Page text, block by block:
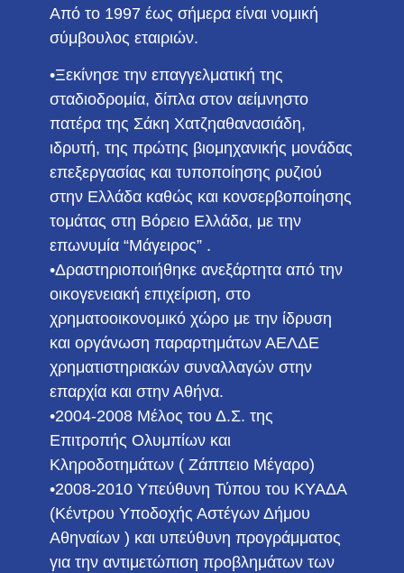
Από το 1997 έως σήμερα είναι νομική
σύμβουλος εταιριών.
•Ξεκίνησε την επαγγελματική της
σταδιοδρομία, δίπλα στον αείμνηστο
πατέρα της Σάκη Χατζηαθανασιάδη,
ιδρυτή, της πρώτης βιομηχανικής μονάδας
επεξεργασίας και τυποποίησης ρυζιού
στην Ελλάδα καθώς και κονσερβοποίησης
τομάτας στη Βόρειο Ελλάδα, με την
επωνυμία “Μάγειρος” .
•Δραστηριοποιήθηκε ανεξάρτητα από την
οικογενειακή επιχείριση, στο
χρηματοοικονομικό χώρο με την ίδρυση
και οργάνωση παραρτημάτων ΑΕΛΔΕ
χρηματιστηριακών συναλλαγών στην
επαρχία και στην Αθήνα.
•2004-2008 Μέλος του Δ.Σ. της
Επιτροπής Ολυμπίων και
Κληροδοτημάτων ( Ζάππειο Μέγαρο)
•2008-2010 Υπεύθυνη Τύπου του ΚΥΑΔΑ
(Κέντρου Υποδοχής Αστέγων Δήμου
Αθηναίων ) και υπεύθυνη προγράμματος
για την αντιμετώπιση προβλημάτων των